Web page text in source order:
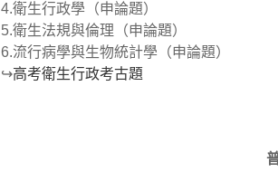
4.衛生行政學（申論題）
5.衛生法規與倫理（申論題）
6.流行病學與生物統計學（申論題）
↪高考衛生行政考古題